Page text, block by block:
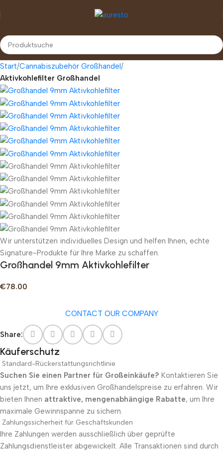
Start Cannabiszubehör Großhandel
Aktivkohlefilter Großhandel
Wir unterstützen individuelles Design und helfen Ihnen, echte
Signature-Produkte für Ihre Marke zu schaffen.
Großhandel 9mm Aktivkohlefilter
€78.00
CONTACT OUR COMPANY
Share:
Käuferschutz
Standard-Rückerstattungsrichtlinie
Suchen Sie einen Partner für Großeinkäufe? Kontaktieren Sie
uns jetzt, um Ihre exklusiven Großhandelspreise zu erfahren. Wir
bieten Ihnen attraktive, mengenabhängige Rabatte, um Ihre
maximale Gewinnspanne zu sichern.
Zahlungssicherheit für Geschäftskunden
Ihre Zahlungen werden ausschließlich über geprüfte
Zahlungsdienstleister abgewickelt. Alle Transaktionen sind durch